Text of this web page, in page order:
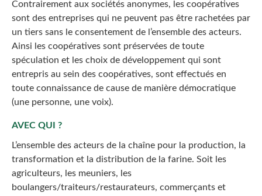
Contrairement aux sociétés anonymes, les coopératives
sont des entreprises qui ne peuvent pas être rachetées par
un tiers sans le consentement de l’ensemble des acteurs.
Ainsi les coopératives sont préservées de toute
spéculation et les choix de développement qui sont
entrepris au sein des coopératives, sont effectués en
toute connaissance de cause de manière démocratique
(une personne, une voix).
AVEC QUI ?
L’ensemble des acteurs de la chaîne pour la production, la
transformation et la distribution de la farine. Soit les
agriculteurs, les meuniers, les
boulangers/traiteurs/restaurateurs, commerçants et